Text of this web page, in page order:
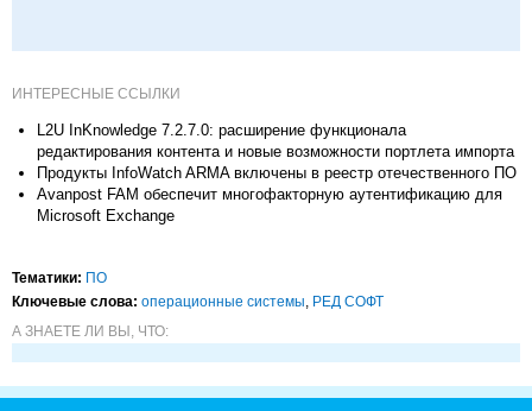
ИНТЕРЕСНЫЕ ССЫЛКИ
L2U InKnowledge 7.2.7.0: расширение функционала
редактирования контента и новые возможности портлета импорта
Продукты InfoWatch ARMA включены в реестр отечественного ПО
Avanpost FAM обеспечит многофакторную аутентификацию для
Microsoft Exchange
Тематики: ПО
Ключевые слова: операционные системы, РЕД СОФТ
А ЗНАЕТЕ ЛИ ВЫ, ЧТО: